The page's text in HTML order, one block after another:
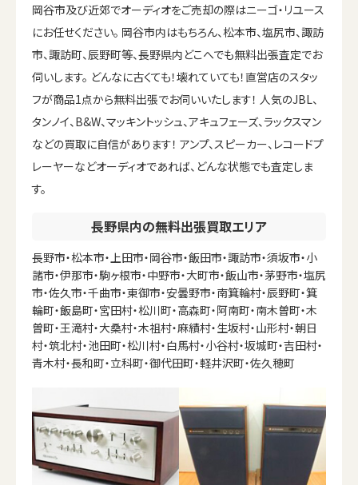
岡谷市及び近郊でオーディオをご売却の際はニーゴ・リユース
にお任せください。 岡谷市内はもちろん、松本市、塩尻市、諏訪
市、諏訪町、辰野町等、長野県内どこへでも無料出張査定でお
伺いします。 どんなに古くても！壊れていても！直営店のスタッ
フが商品1点から無料出張でお伺いいたします！ 人気のJBL、
タンノイ、B&W、マッキントッシュ、アキュフェーズ、ラックスマン
などの買取に自信があります！ アンプ、スピーカー、レコードプ
レーヤーなどオーディオであれば、どんな状態でも査定しま
す。
長野県内の無料出張買取エリア
長野市・松本市・上田市・岡谷市・飯田市・諏訪市・須坂市・小
諸市・伊那市・駒ヶ根市・中野市・大町市・飯山市・茅野市・塩尻
市・佐久市・千曲市・東御市・安曇野市・南箕輪村・辰野町・箕
輪町・飯島町・宮田村・松川町・高森町・阿南町・南木曽町・木
曽町・王滝村・大桑村・木祖村・麻績村・生坂村・山形村・朝日
村・筑北村・池田町・松川村・白馬村・小谷村・坂城町・吉田村・
青木村・長和町・立科町・御代田町・軽井沢町・佐久穂町